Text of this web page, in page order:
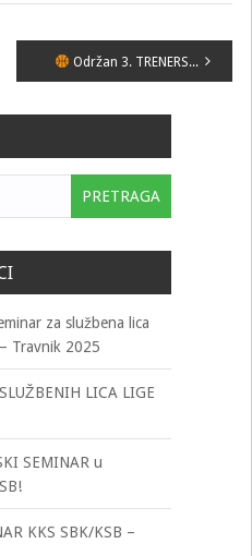
Održan 3. TRENERSKI SEMINAR u organizaciji KKS SBK/KSB!
za službena lica
Travnik 2025
LICA LIGE
SEMINAR u
KKS SBK/KSB –